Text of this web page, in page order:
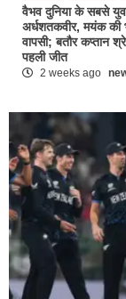
वैभव दुनिया के सबसे
अर्धशतकवीर, मयंक की
वापसी; बतौर कप्तान
पहली जीत
2 weeks ago